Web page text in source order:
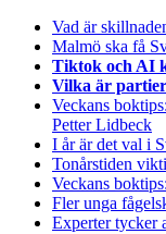
Vad är
Malmö ska få
Tiktok och AI
Vilka är
Veckans
Petter Lidbeck
I år är det val i
Tonårstiden
Veckans
Fler unga
Experter tycker